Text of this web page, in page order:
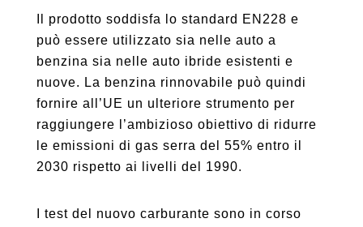
Il prodotto soddisfa lo standard EN228 e
può essere utilizzato sia nelle auto a
benzina sia nelle auto ibride esistenti e
nuove. La benzina rinnovabile può quindi
fornire all’UE un ulteriore strumento per
raggiungere l’ambizioso obiettivo di ridurre
le emissioni di gas serra del 55% entro il
2030 rispetto ai livelli del 1990.
I test del nuovo carburante sono in corso